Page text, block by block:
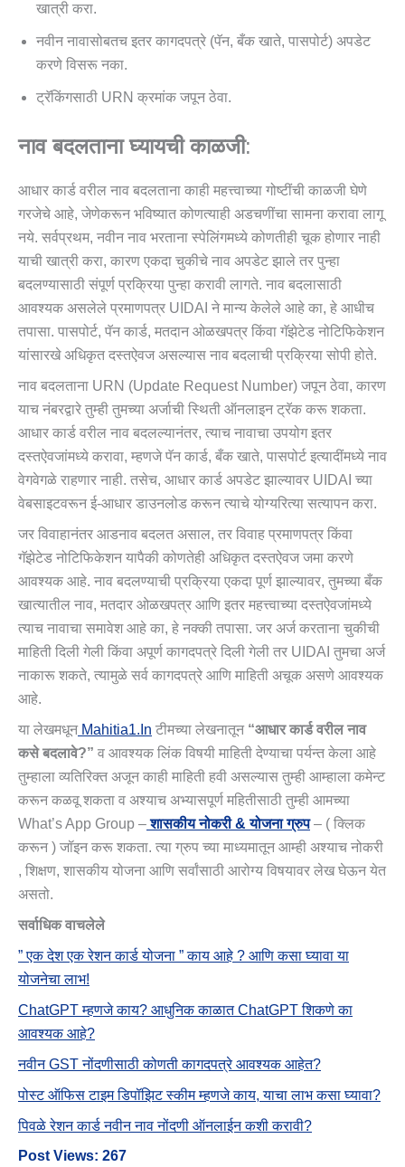
खात्री करा.
नवीन नावासोबतच इतर कागदपत्रे (पॅन, बँक खाते, पासपोर्ट) अपडेट
करणे विसरू नका.
ट्रॅकिंगसाठी URN क्रमांक जपून ठेवा.
नाव बदलताना घ्यायची काळजी:
आधार कार्ड वरील नाव बदलताना काही महत्त्वाच्या गोष्टींची काळजी घेणे
गरजेचे आहे, जेणेकरून भविष्यात कोणत्याही अडचणींचा सामना करावा लागू
नये. सर्वप्रथम, नवीन नाव भरताना स्पेलिंगमध्ये कोणतीही चूक होणार नाही
याची खात्री करा, कारण एकदा चुकीचे नाव अपडेट झाले तर पुन्हा
बदलण्यासाठी संपूर्ण प्रक्रिया पुन्हा करावी लागते. नाव बदलासाठी
आवश्यक असलेले प्रमाणपत्र UIDAI ने मान्य केलेले आहे का, हे आधीच
तपासा. पासपोर्ट, पॅन कार्ड, मतदान ओळखपत्र किंवा गॅझेटेड नोटिफिकेशन
यांसारखे अधिकृत दस्तऐवज असल्यास नाव बदलाची प्रक्रिया सोपी होते.
नाव बदलताना URN (Update Request Number) जपून ठेवा, कारण
याच नंबरद्वारे तुम्ही तुमच्या अर्जाची स्थिती ऑनलाइन ट्रॅक करू शकता.
आधार कार्ड वरील नाव बदलल्यानंतर, त्याच नावाचा उपयोग इतर
दस्तऐवजांमध्ये करावा, म्हणजे पॅन कार्ड, बँक खाते, पासपोर्ट इत्यादींमध्ये नाव
वेगवेगळे राहणार नाही. तसेच, आधार कार्ड अपडेट झाल्यावर UIDAI च्या
वेबसाइटवरून ई-आधार डाउनलोड करून त्याचे योग्यरित्या सत्यापन करा.
जर विवाहानंतर आडनाव बदलत असाल, तर विवाह प्रमाणपत्र किंवा
गॅझेटेड नोटिफिकेशन यापैकी कोणतेही अधिकृत दस्तऐवज जमा करणे
आवश्यक आहे. नाव बदलण्याची प्रक्रिया एकदा पूर्ण झाल्यावर, तुमच्या बँक
खात्यातील नाव, मतदार ओळखपत्र आणि इतर महत्त्वाच्या दस्तऐवजांमध्ये
त्याच नावाचा समावेश आहे का, हे नक्की तपासा. जर अर्ज करताना चुकीची
माहिती दिली गेली किंवा अपूर्ण कागदपत्रे दिली गेली तर UIDAI तुमचा अर्ज
नाकारू शकते, त्यामुळे सर्व कागदपत्रे आणि माहिती अचूक असणे आवश्यक
आहे.
या लेखमधूनMahitia1.in टीमच्या लेखनातून “आधार कार्ड वरील नाव
कसे बदलावे?” व आवश्यक लिंक विषयी माहिती देण्याचा पर्यन्त केला आहे
तुम्हाला व्यतिरिक्त अजून काही माहिती हवी असल्यास तुम्ही आम्हाला कमेन्ट
करून कळवू शकता व अश्याच अभ्यासपूर्ण महितीसाठी तुम्ही आमच्या
What’s App Group –शासकीय नोकरी & योजना ग्रुप– ( क्लिक
करून ) जॉइन करू शकता. त्या ग्रुप च्या माध्यमातून आम्ही अश्याच नोकरी
, शिक्षण, शासकीय योजना आणि सर्वांसाठी आरोग्य विषयावर लेख घेऊन येत
असतो.
सर्वाधिक वाचलेले
” एक देश एक रेशन कार्ड योजना ” काय आहे ? आणि कसा घ्यावा या
योजनेचा लाभ!
ChatGPT म्हणजे काय? आधुनिक काळात ChatGPT शिकणे का
आवश्यक आहे?
नवीन GST नोंदणीसाठी कोणती कागदपत्रे आवश्यक आहेत?
पोस्ट ऑफिस टाइम डिपॉझिट स्कीम म्हणजे काय, याचा लाभ कसा घ्यावा?
पिवळे रेशन कार्ड नवीन नाव नोंदणी ऑनलाईन कशी करावी?
Post Views: 267